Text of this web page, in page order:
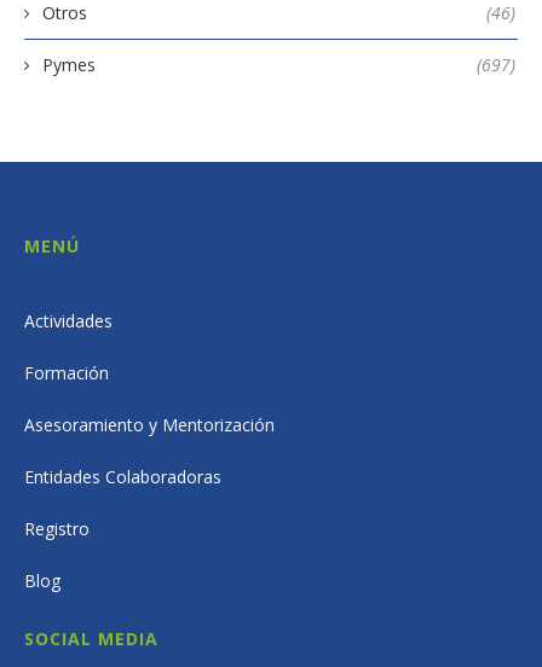
Otros (46)
Pymes (697)
MENÚ
Actividades
Formación
Asesoramiento y Mentorización
Entidades Colaboradoras
Registro
Blog
SOCIAL MEDIA